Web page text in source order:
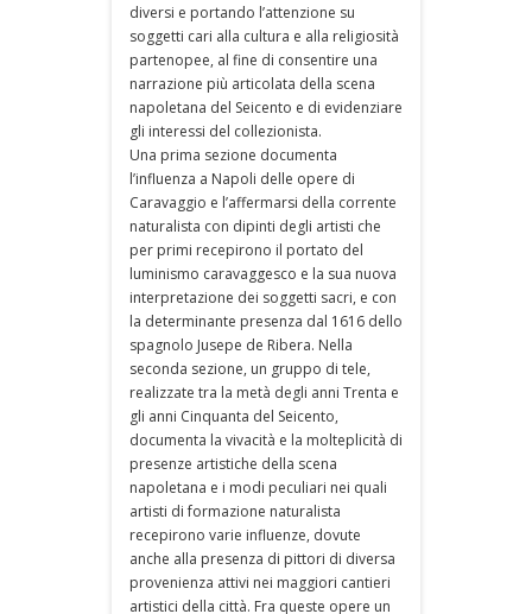
diversi e portando l’attenzione su
soggetti cari alla cultura e alla religiosità
partenopee, al fine di consentire una
narrazione più articolata della scena
napoletana del Seicento e di evidenziare
gli interessi del collezionista.
Una prima sezione documenta
l’influenza a Napoli delle opere di
Caravaggio e l’affermarsi della corrente
naturalista con dipinti degli artisti che
per primi recepirono il portato del
luminismo caravaggesco e la sua nuova
interpretazione dei soggetti sacri, e con
la determinante presenza dal 1616 dello
spagnolo Jusepe de Ribera. Nella
seconda sezione, un gruppo di tele,
realizzate tra la metà degli anni Trenta e
gli anni Cinquanta del Seicento,
documenta la vivacità e la molteplicità di
presenze artistiche della scena
napoletana e i modi peculiari nei quali
artisti di formazione naturalista
recepirono varie influenze, dovute
anche alla presenza di pittori di diversa
provenienza attivi nei maggiori cantieri
artistici della città. Fra queste opere un